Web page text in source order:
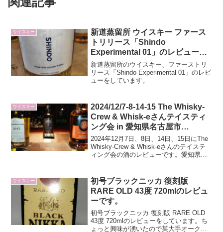
ウイスキー
新道蒸留所 ウイスキー ファース
トリリース「Shindo
Experimental 01」のレビューで
す
新道蒸留所のウイスキー、ファーストリ
リース「Shindo Experimental 01」のレビ
ューをしています。
ウイスキー
2024/12/7-8-14-15 The Whisky-
Crew & Whisk-eさんテイスティ
ング会 in 愛知県名古屋市
BarBARNS（バーバーンズ）さ
ん会場
2024年12月7日、8日、14日、15日にThe
Whisky-Crew & Whisk-eさんのテイステ
ィング会の酒のレビューです。愛知県名
ウイスキー
初号ブラックニッカ 復刻版
RARE OLD 43度 720mlのレビュ
ーです。
初号ブラックニッカ 復刻版 RARE OLD
43度 720mlのレビューをしています。ち
ょっと興味が湧いたので某大手オークシ